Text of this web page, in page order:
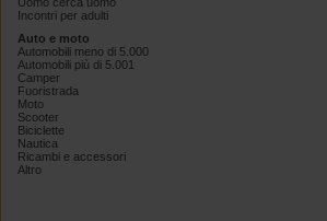
Incontri per adulti
Auto e moto
Automobili meno di 5.000
Automobili più di 5.001
Camper
Fuoristrada
Moto
Scooter
Biciclette
Nautica
Ricambi e accessori
Altro